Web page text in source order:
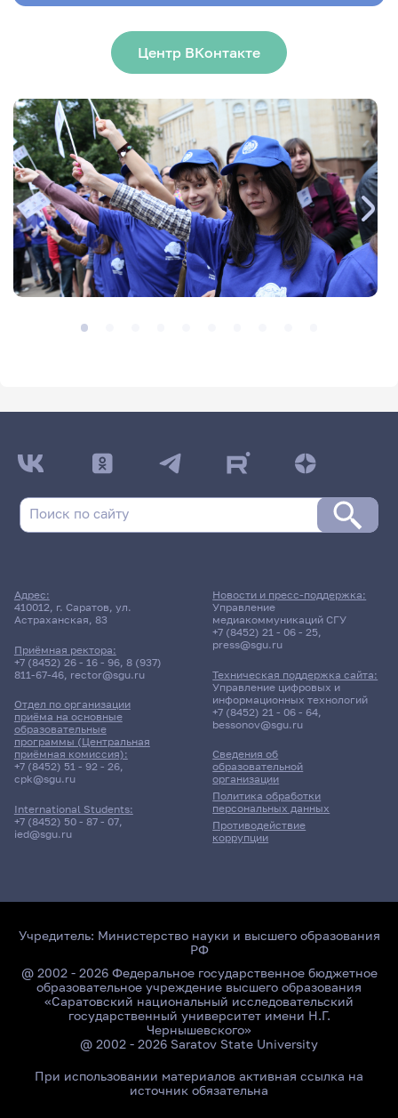
Центр ВКонтакте
Адрес:
410012, г. Саратов, ул.
Астраханская, 83
Приёмная ректора:
+7 (8452) 26 - 16 - 96, 8 (937)
811-67-46, rector@sgu.ru
Отдел по организации
приёма на основные
образовательные
программы (Центральная
приёмная комиссия):
+7 (8452) 51 - 92 - 26,
cpk@sgu.ru
International Students:
+7 (8452) 50 - 87 - 07,
ied@sgu.ru
Сведения об
образовательной
организации
Политика обработки
персональных данных
Противодействие
коррупции
Новости и пресс-поддержка:
Управление
медиакоммуникаций СГУ
+7 (8452) 21 - 06 - 25,
press@sgu.ru
Техническая поддержка сайта:
Управление цифровых и
информационных технологий
+7 (8452) 21 - 06 - 64,
bessonov@sgu.ru
Учредитель: Министерство науки и высшего образования
РФ
@ 2002 - 2026 Федеральное государственное бюджетное
образовательное учреждение высшего образования
«Саратовский национальный исследовательский
государственный университет имени Н.Г.
Чернышевского»
@ 2002 - 2026 Saratov State University
При использовании материалов активная ссылка на
источник обязательна